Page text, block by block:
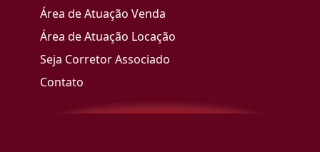
Área de Atuação Venda
Área de Atuação Locação
Seja Corretor Associado
Contato